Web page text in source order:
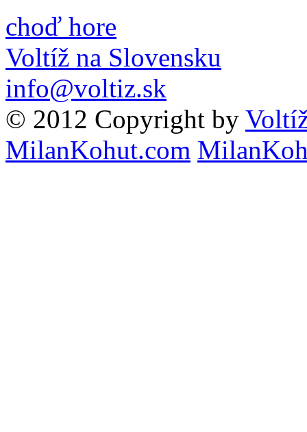
choď hore
Voltíž na Slovensku
info@voltiz.sk
© 2012 Copyright by
MilanKohut.com